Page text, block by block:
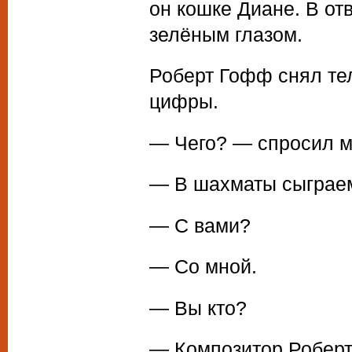
он кошке Диане. В
зелёным глазом.
Роберт Гофф снял
цифры.
— Чего? — спросил
— В шахматы
— С вами?
— Со мной.
— Вы кто?